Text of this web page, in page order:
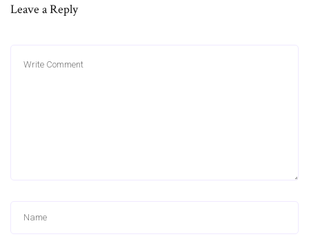
Leave a Reply